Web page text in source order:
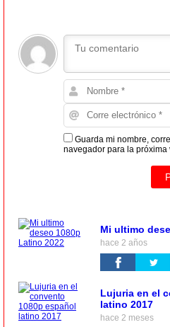
Guarda mi nombre,
navegador para la próxima
Mi ultimo
hace 2 años
Lujuria en el
latino 2017
hace 2 meses